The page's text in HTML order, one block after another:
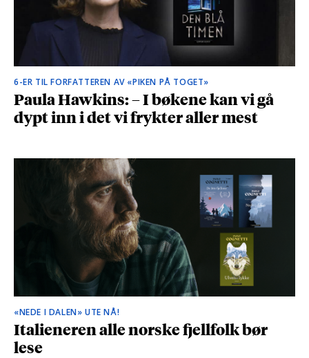
6-ER TIL FORFATTEREN AV «PIKEN PÅ TOGET»
Paula Hawkins: – I bøkene kan vi gå
dypt inn i det vi frykter aller mest
«NEDE I DALEN» UTE NÅ!
Italieneren alle norske fjellfolk bør
lese